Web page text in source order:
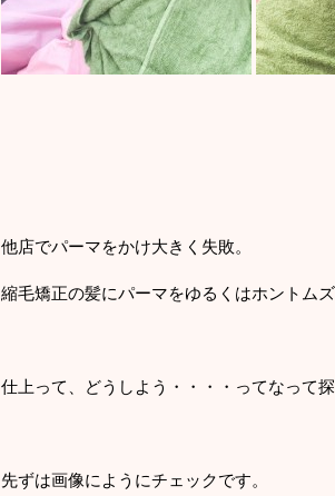
他店でパーマをかけ大きく失敗。
縮毛矯正の髪にパーマをゆるくはホントムズ
仕上って、どうしよう・・・・ってなって探
先ずは画像にようにチェックです。